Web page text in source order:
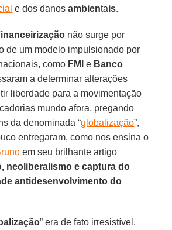
e dos danos ambientais.
não surge por
de um modelo impulsionado por
como FMI e Banco
a determinar alterações
liberdade para a movimentação
mundo afora, pregando
da denominada “globalização”,
entregaram, como nos ensina o
em seu brilhante artigo
neoliberalismo e captura do
antidesenvolvimento do
” era de fato irresistível,